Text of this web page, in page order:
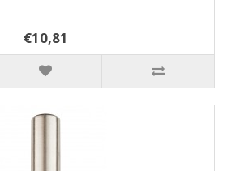
€10,81